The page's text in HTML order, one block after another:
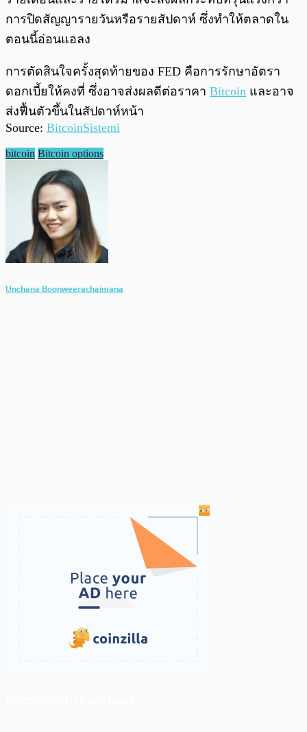
การปิดสัญญารายวันหรือรายสัปดาห์ ซึ่งทำให้ตลาดใน
ตอนนี้อ่อนแอลง
การตัดสินใจครั้งสุดท้ายของ FED คือการรักษาอัตรา
ดอกเบี้ยให้คงที่ ซึ่งอาจส่งผลดีต่อราคา Bitcoin และอาจ
ส่งฟื้นตัวขึ้นในสัปดาห์หน้า
Source: BitcoinSistemi
bitcoin Bitcoin options
Unchana Boonweerachaimana